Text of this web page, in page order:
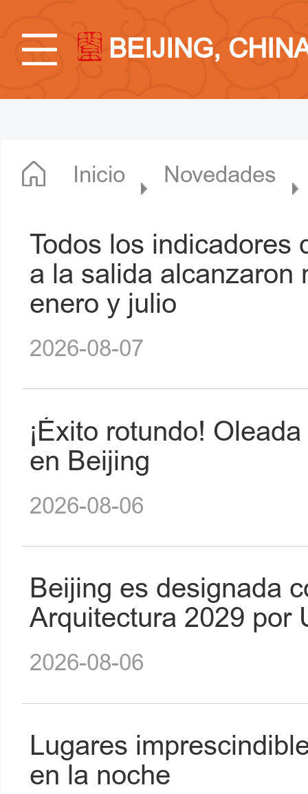
BEIJING,
Inicio Novedades
Todos los indicadores
a la salida alcanzaron
enero y julio
2026-08-07
¡Éxito rotundo!
en Beijing
2026-08-06
Beijing es designada
Arquitectura 2029 por
2026-08-06
Lugares
en la noche